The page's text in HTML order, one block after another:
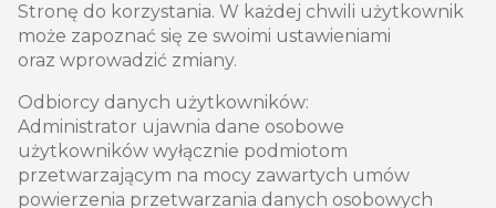
Stronę do korzystania. W każdej chwili użytkownik
może zapoznać się ze swoimi ustawieniami
oraz wprowadzić zmiany.
Odbiorcy danych użytkowników:
Administrator ujawnia dane osobowe
użytkowników wyłącznie podmiotom
przetwarzającym na mocy zawartych umów
powierzenia przetwarzania danych osobowych